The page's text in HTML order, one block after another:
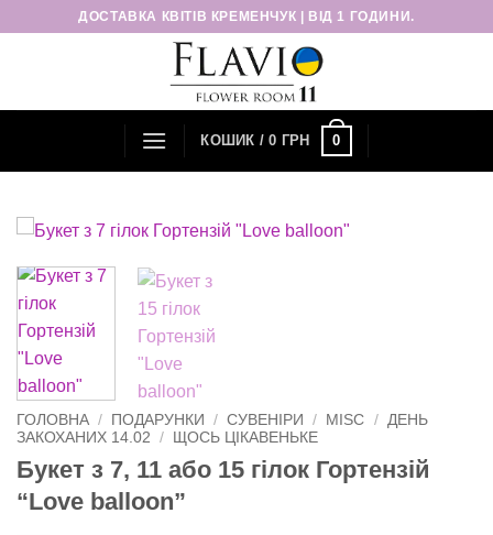
ПропуститиДОСТАВКА КВІТІВ КРЕМЕНЧУК | ВІД 1 ГОДИНИ.
КОШИК /0 ГРН 0
ГОЛОВНА / ПОДАРУНКИ / СУВЕНІРИ / MISC /
ДЕНЬ
ЗАКОХАНИХ 14.02
/ ЩОСЬ ЦІКАВЕНЬКЕ
Букет з 7, 11 або 15 гілок Гортензій
“Love balloon”